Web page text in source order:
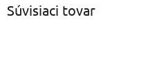
Súvisiaci tovar